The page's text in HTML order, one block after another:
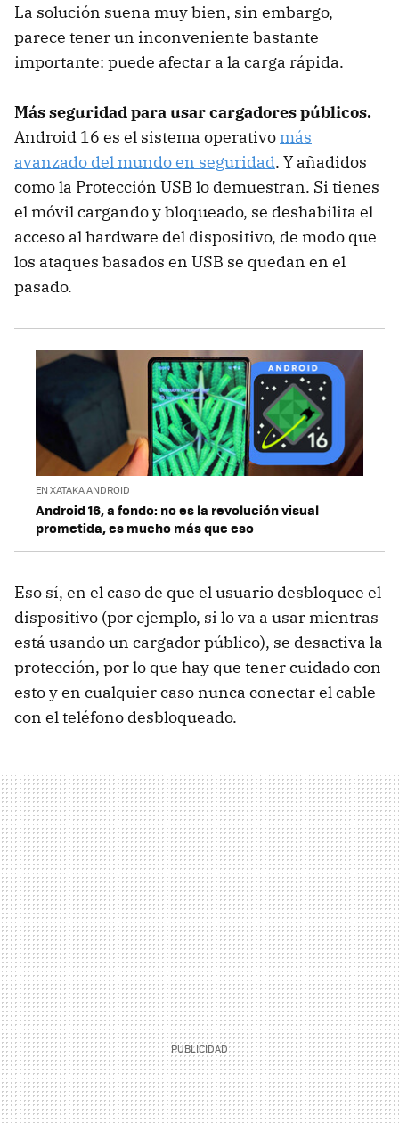
La solución suena muy bien, sin embargo,
parece tener un inconveniente bastante
importante: puede afectar a la carga rápida.
Más seguridad para usar cargadores públicos.
Android 16 es el sistema operativo más
avanzado del mundo en seguridad. Y añadidos
como la Protección USB lo demuestran. Si tienes
el móvil cargando y bloqueado, se deshabilita el
acceso al hardware del dispositivo, de modo que
los ataques basados en USB se quedan en el
pasado.
EN XATAKA ANDROID
Android 16, a fondo: no es la revolución visual
prometida, es mucho más que eso
Eso sí, en el caso de que el usuario desbloquee el
dispositivo (por ejemplo, si lo va a usar mientras
está usando un cargador público), se desactiva la
protección, por lo que hay que tener cuidado con
esto y en cualquier caso nunca conectar el cable
con el teléfono desbloqueado.